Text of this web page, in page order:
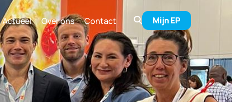
Actueel Over ons Contact Mijn EP